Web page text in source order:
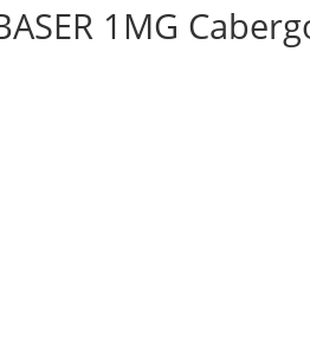
1MG